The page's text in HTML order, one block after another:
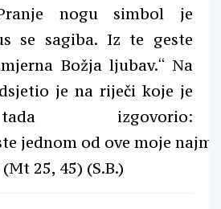
nogu simbol je
se sagiba. Iz te geste
Božja ljubav.“ Na
je na riječi koje je
izgovorio:
jednom od ove moje
(Mt 25, 45) (S.B.)